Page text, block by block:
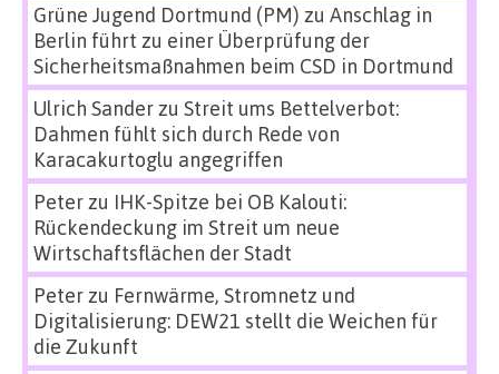
Grüne Jugend Dortmund (PM) zu Anschlag in
Berlin führt zu einer Überprüfung der
Sicherheitsmaßnahmen beim CSD in Dortmund
Ulrich Sanderzu Streit ums Bettelverbot:
Dahmen fühlt sich durch Rede von
Karacakurtoglu angegriffen
Peterzu IHK-Spitze bei OB Kalouti:
Rückendeckung im Streit um neue
Wirtschaftsflächen der Stadt
Peterzu Fernwärme, Stromnetz und
Digitalisierung: DEW21 stellt die Weichen für
die Zukunft